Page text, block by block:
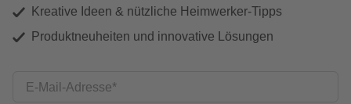
Kreative Ideen & nützliche Heimwerker-Tipps
Produktneuheiten und innovative Lösungen
E-Mail-Adresse